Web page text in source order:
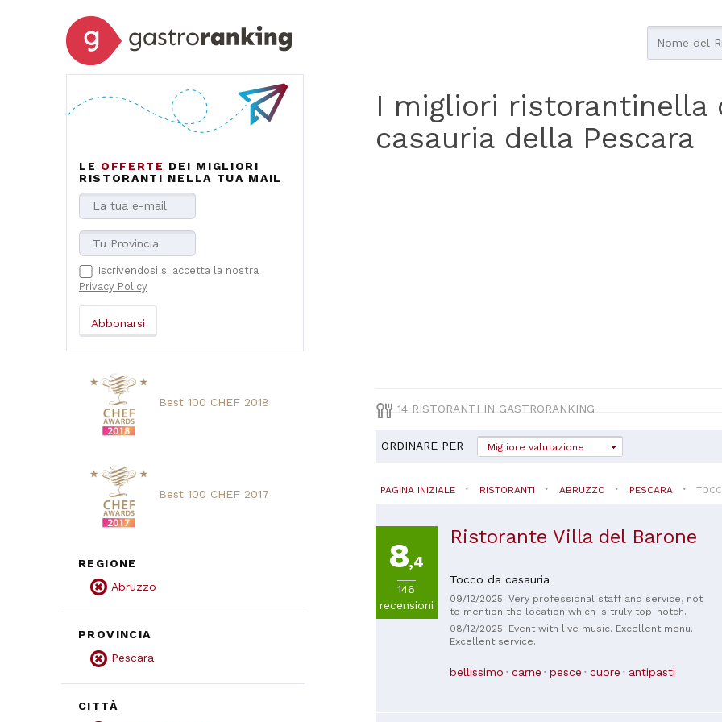
LE OFFERTE DEI MIGLIORI
RISTORANTI NELLA TUA MAIL
Iscrivendosi si accetta la nostra
Privacy Policy
Best 100 CHEF 2018
Best 100 CHEF 2017
REGIONE
Abruzzo
PROVINCIA
Pescara
CITTÀ
I migliori ristorantinella
casauria della Pescara
14 RISTORANTI IN GASTRORANKING
ORDINARE PER Migliore valutazione
PAGINA INIZIALE RISTORANTI ABRUZZO PESCARA
8,4
146
recensioni
Ristorante Villa del Barone
Tocco da casauria
09/12/2025: Very professional staff and service, not
to mention the location which is truly top-notch.
08/12/2025: Event with live music. Excellent menu.
Excellent service.
bellissimo carne pesce cuore antipasti